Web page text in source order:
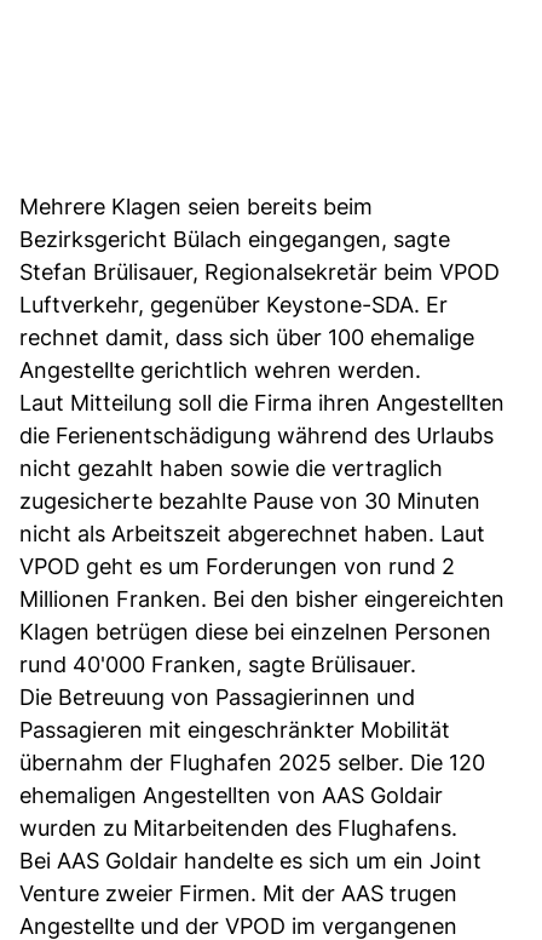
Mehrere Klagen seien bereits beim
Bezirksgericht Bülach eingegangen, sagte
Stefan Brülisauer, Regionalsekretär beim VPOD
Luftverkehr, gegenüber Keystone-SDA. Er
rechnet damit, dass sich über 100 ehemalige
Angestellte gerichtlich wehren werden.
Laut Mitteilung soll die Firma ihren Angestellten
die Ferienentschädigung während des Urlaubs
nicht gezahlt haben sowie die vertraglich
zugesicherte bezahlte Pause von 30 Minuten
nicht als Arbeitszeit abgerechnet haben. Laut
VPOD geht es um Forderungen von rund 2
Millionen Franken. Bei den bisher eingereichten
Klagen betrügen diese bei einzelnen Personen
rund 40'000 Franken, sagte Brülisauer.
Die Betreuung von Passagierinnen und
Passagieren mit eingeschränkter Mobilität
übernahm der Flughafen 2025 selber. Die 120
ehemaligen Angestellten von AAS Goldair
wurden zu Mitarbeitenden des Flughafens.
Bei AAS Goldair handelte es sich um ein Joint
Venture zweier Firmen. Mit der AAS trugen
Angestellte und der VPOD im vergangenen